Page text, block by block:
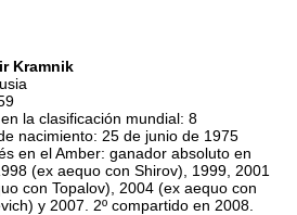
Kramnik
la clasificación mundial: 8
nacimiento: 25 de junio de 1975
en el Amber: ganador absoluto en
(ex aequo con Shirov), 1999, 2001
con Topalov), 2004 (ex aequo con
y 2007. 2º compartido en 2008.